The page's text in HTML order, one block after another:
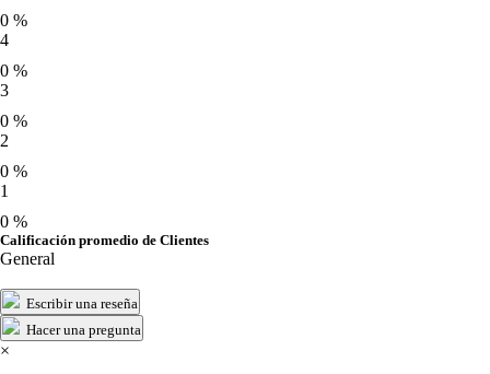
0 %
4
0 %
3
0 %
2
0 %
1
0 %
Calificación promedio de Clientes
General
Escribir una reseña
Hacer una pregunta
×